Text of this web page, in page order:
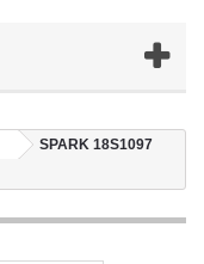
SPARK 18S1097